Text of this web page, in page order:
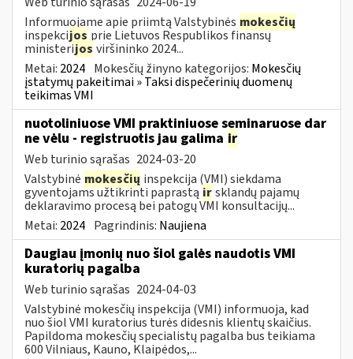
Informuojame apie priimtą Valstybinės mokesčių
inspekcijos prie Lietuvos Respublikos finansų
ministerijos viršininko 2024...
Metai: 2024 Mokesčių žinyno kategorijos: Mokesčių
įstatymų pakeitimai » Taksi dispečerinių duomenų
teikimas VMI
nuotoliniuose VMI praktiniuose seminaruose dar
ne vėlu - registruotis jau galima ir
Web turinio sąrašas 2024-03-20
Valstybinė mokesčių inspekcija (VMI) siekdama
gyventojams užtikrinti paprastą irsklandų pajamų
deklaravimo procesą bei patogų VMI konsultacijų...
Metai: 2024 Pagrindinis: Naujiena
Daugiau įmonių nuo šiol galės naudotis VMI
kuratorių pagalba
Web turinio sąrašas 2024-04-03
Valstybinė mokesčių inspekcija (VMI) informuoja, kad
nuo šiol VMI kuratorius turės didesnis klientų skaičius.
Papildoma mokesčių specialistų pagalba bus teikiama
600 Vilniaus, Kauno, Klaipėdos,...